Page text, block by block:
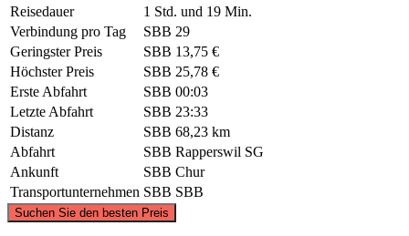
Reisedauer
1 Std. und 19 Min.
Verbindung pro Tag
SBB 29
Geringster Preis
SBB 13,75 €
Höchster Preis
SBB 25,78 €
Erste Abfahrt
SBB 00:03
Letzte Abfahrt
SBB 23:33
Distanz
SBB 68,23 km
Abfahrt
SBB Rapperswil SG
Ankunft
SBB Chur
Transportunternehmen SBB SBB
Suchen Sie den besten Preis